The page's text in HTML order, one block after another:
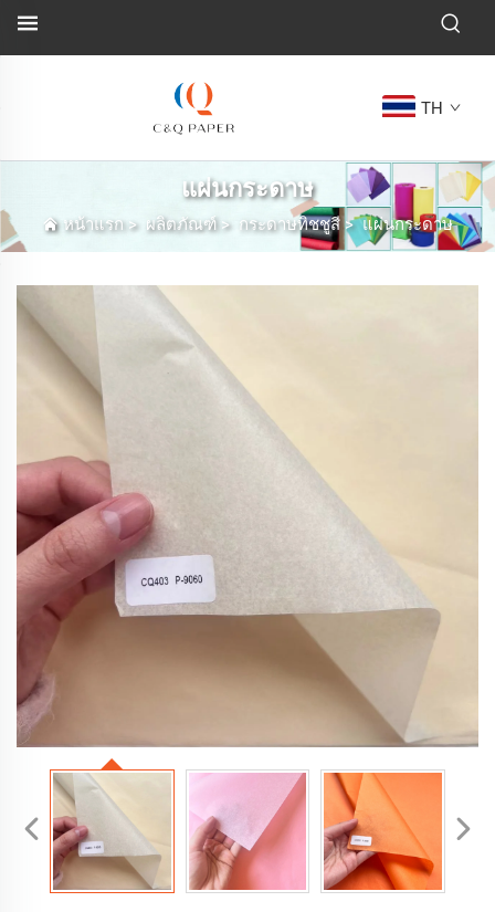
TH
แผ่นกระดาษ
หน้าแรก> ผลิตภัณฑ์> กระดาษทิชชูสี>แผ่นกระดาษ